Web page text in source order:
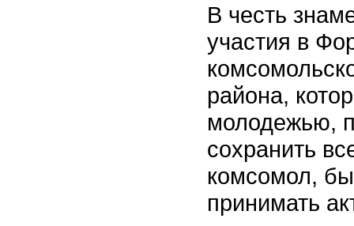
В честь
участия в
района,
молодежью,
сохранить
комсомол,
принимать